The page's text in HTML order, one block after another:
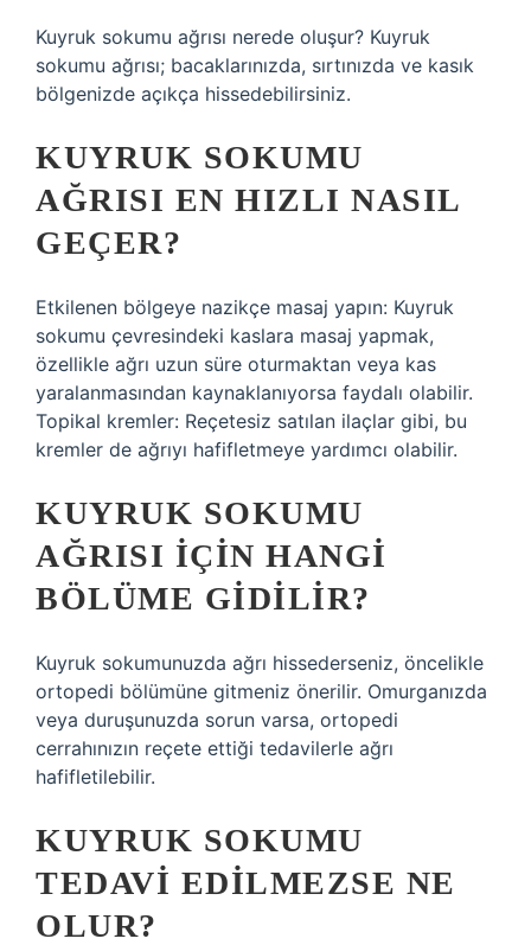
Kuyruk sokumu ağrısı nerede oluşur? Kuyruk
sokumu ağrısı; bacaklarınızda, sırtınızda ve kasık
bölgenizde açıkça hissedebilirsiniz.
KUYRUK SOKUMU
AĞRISI EN HIZLI NASIL
GEÇER?
Etkilenen bölgeye nazikçe masaj yapın: Kuyruk
sokumu çevresindeki kaslara masaj yapmak,
özellikle ağrı uzun süre oturmaktan veya kas
yaralanmasından kaynaklanıyorsa faydalı olabilir.
Topikal kremler: Reçetesiz satılan ilaçlar gibi, bu
kremler de ağrıyı hafifletmeye yardımcı olabilir.
KUYRUK SOKUMU
AĞRISI IÇIN HANGI
BÖLÜME GIDILIR?
Kuyruk sokumunuzda ağrı hissederseniz, öncelikle
ortopedi bölümüne gitmeniz önerilir. Omurganızda
veya duruşunuzda sorun varsa, ortopedi
cerrahınızın reçete ettiği tedavilerle ağrı
hafifletilebilir.
KUYRUK SOKUMU
TEDAVI EDILMEZSE NE
OLUR?